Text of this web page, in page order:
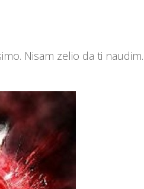
Nisam zelio da ti naudim.